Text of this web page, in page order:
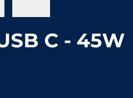
C - 45W